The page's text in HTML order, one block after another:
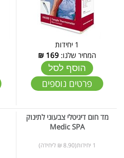
1 יחידות
המחיר שלנו: 169
₪
הוסף לסל
פרטים נוספים
מד חום דיגיטלי צבעוני לתינוק
Medic SPA
1 יחידות(8.90 ₪ ליחידה)